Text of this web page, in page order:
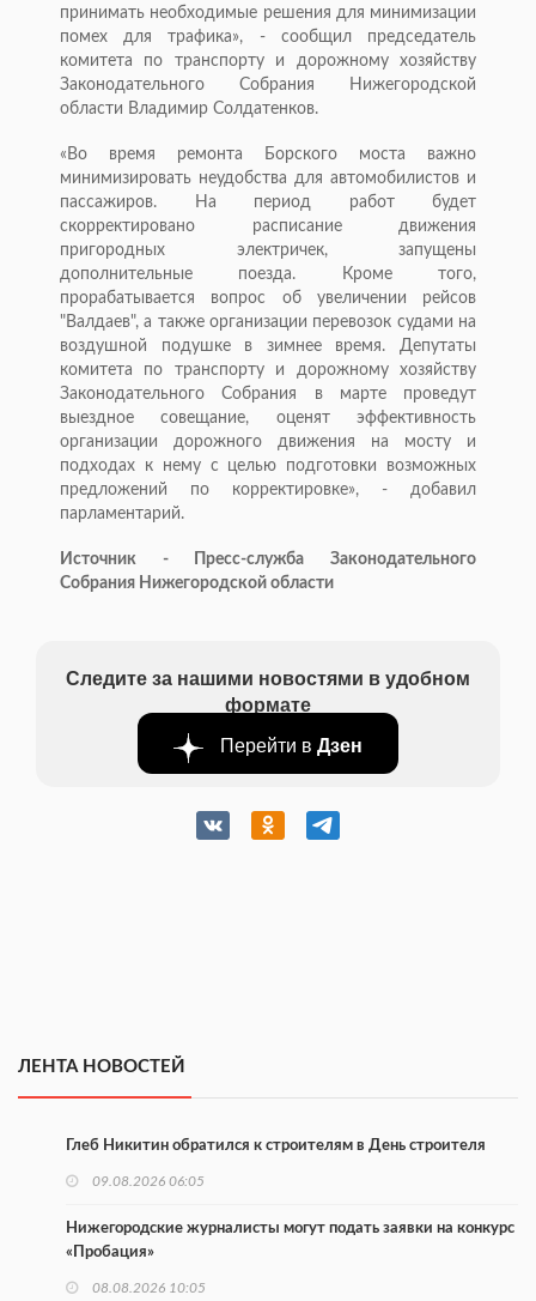
принимать необходимые решения для минимизации
помех для трафика», - сообщил председатель
комитета по транспорту и дорожному хозяйству
Законодательного Собрания Нижегородской
области Владимир Солдатенков.
«Во время ремонта Борского моста важно
минимизировать неудобства для автомобилистов и
пассажиров. На период работ будет
скорректировано расписание движения
пригородных электричек, запущены
дополнительные поезда. Кроме того,
прорабатывается вопрос об увеличении рейсов
"Валдаев", а также организации перевозок судами на
воздушной подушке в зимнее время. Депутаты
комитета по транспорту и дорожному хозяйству
Законодательного Собрания в марте проведут
выездное совещание, оценят эффективность
организации дорожного движения на мосту и
подходах к нему с целью подготовки возможных
предложений по корректировке», - добавил
парламентарий.
Источник - Пресс-служба Законодательного
Собрания Нижегородской области
Следите за нашими новостями в удобном
формате
Перейти в Дзен
ЛЕНТА НОВОСТЕЙ
Глеб Никитин обратился к строителям в День строителя
09.08.2026 06:05
Нижегородские журналисты могут подать заявки на конкурс
«Пробация»
08.08.2026 10:05